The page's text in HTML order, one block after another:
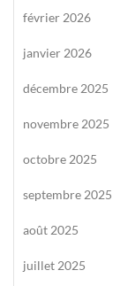
février 2026
janvier 2026
décembre 2025
novembre 2025
octobre 2025
septembre 2025
août 2025
juillet 2025